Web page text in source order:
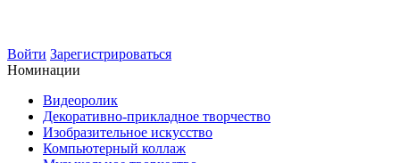
Войти Зарегистрироваться
Номинации
Видеоролик
Декоративно-прикладное творчество
Изобразительное искусство
Компьютерный коллаж